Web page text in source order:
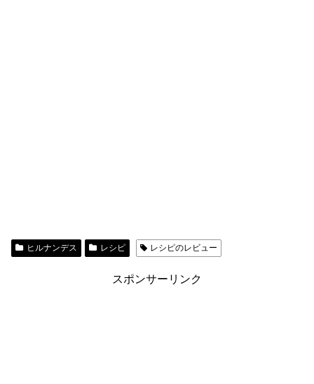
ヒルナンデス レシピ レシピのレビュー
スポンサーリンク